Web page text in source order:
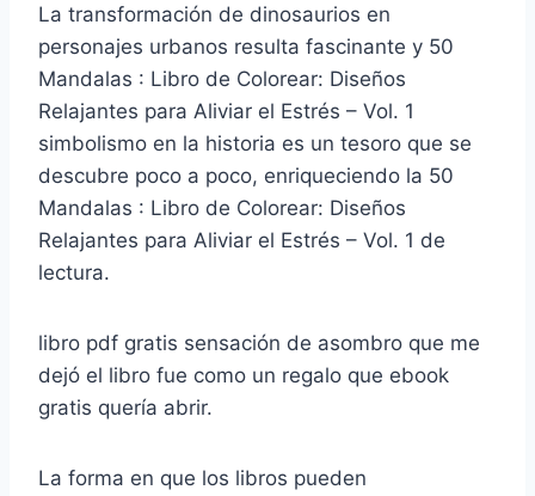
La transformación de dinosaurios en
personajes urbanos resulta fascinante y 50
Mandalas : Libro de Colorear: Diseños
Relajantes para Aliviar el Estrés – Vol. 1
simbolismo en la historia es un tesoro que se
descubre poco a poco, enriqueciendo la 50
Mandalas : Libro de Colorear: Diseños
Relajantes para Aliviar el Estrés – Vol. 1 de
lectura.
libro pdf gratis sensación de asombro que me
dejó el libro fue como un regalo que ebook
gratis quería abrir.
La forma en que los libros pueden